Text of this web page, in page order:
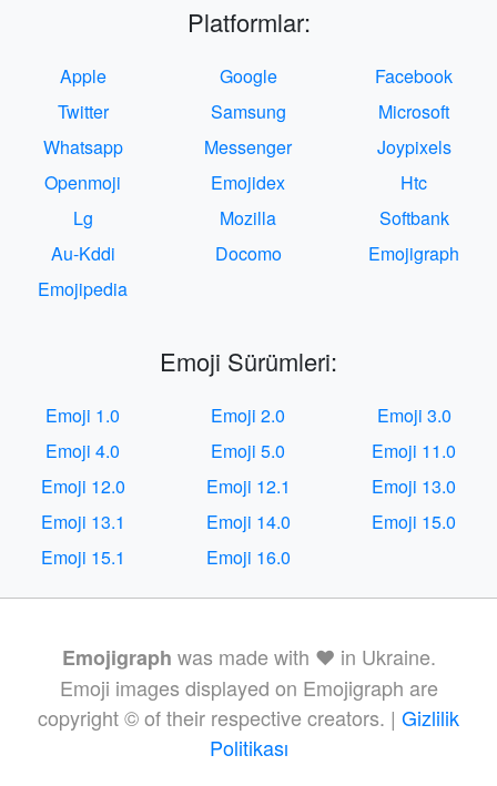
Platformlar:
Apple Google
Facebook
Twitter
Samsung
Microsoft
Whatsapp
Messenger
Joypixels
Openmoji
Emojidex
Htc
Lg
Mozilla
Softbank
Au-Kddi
Docomo
Emojigraph
Emojipedia
Emoji Sürümleri:
Emoji 1.0 Emoji 2.0
Emoji 3.0
Emoji 4.0
Emoji 5.0
Emoji 11.0
Emoji 12.0
Emoji 12.1
Emoji 13.0
Emoji 13.1
Emoji 14.0
Emoji 15.0
Emoji 15.1
Emoji 16.0
Emojigraph was made with ❤️ in Ukraine.
Emoji images displayed on Emojigraph are
copyright © of their respective creators. | Gizlilik
Politikası